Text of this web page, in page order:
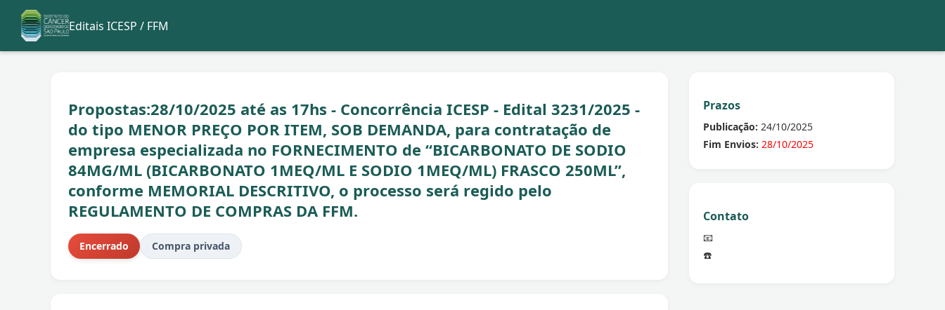
Editais ICESP / FFM
Propostas:28/10/2025 até as 17hs - Concorrência ICESP - Edital 3231/2025 -
do tipo MENOR PREÇO POR ITEM, SOB DEMANDA, para contratação de
empresa especializada no FORNECIMENTO de “BICARBONATO DE SODIO
84MG/ML (BICARBONATO 1MEQ/ML E SODIO 1MEQ/ML) FRASCO 250ML”,
conforme MEMORIAL DESCRITIVO, o processo será regido pelo
REGULAMENTO DE COMPRAS DA FFM.
Encerrado Compra privada
Prazos
Publicação: 24/10/2025
Fim Envios: 28/10/2025
Contato
📧
☎️